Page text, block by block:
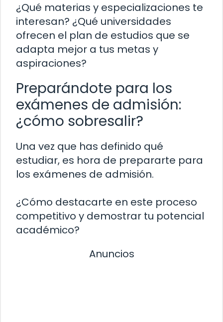
¿Qué materias y especializaciones te
interesan? ¿Qué universidades
ofrecen el plan de estudios que se
adapta mejor a tus metas y
aspiraciones?
Preparándote para los
exámenes de admisión:
¿cómo sobresalir?
Una vez que has definido qué
estudiar, es hora de prepararte para
los exámenes de admisión.
¿Cómo destacarte en este proceso
competitivo y demostrar tu potencial
académico?
Anuncios